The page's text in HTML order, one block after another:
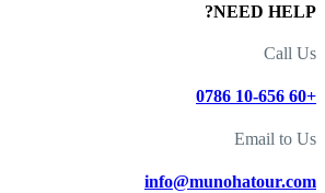
NEED HELP?
Call Us
+60 10-656 0786
Email to Us
info@munohatour.com